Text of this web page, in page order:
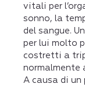
vitali per
sonno, la
del sangue.
per lui molto
costretti a
normalmente
A causa di